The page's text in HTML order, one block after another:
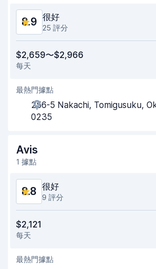
8.9 很好
25 評分
易於尋找
代理商效率
取車速度
車輛乾淨程度
車況
$2,659〜$2,966
每天
最熱門據點
256-5 Nakachi, Tomigusuku,
0235
Avis
1 據點
8.8 很好
9 評分
易於尋找
代理商效率
$2,121
每天
最熱門據點